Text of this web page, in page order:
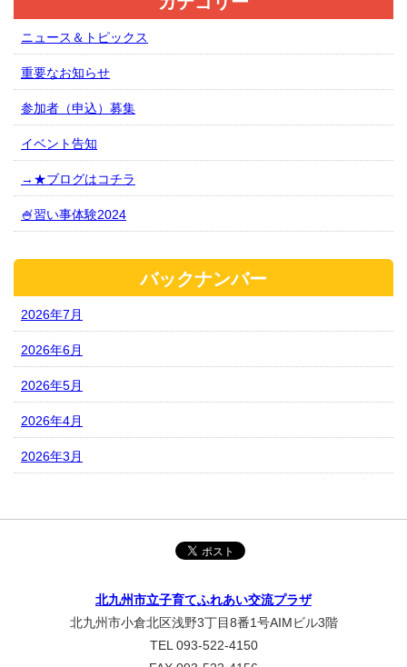
ニュース＆トピックス
重要なお知らせ
参加者（申込）募集
イベント告知
→★ブログはコチラ
🍧習い事体験2024
バックナンバー
2026年7月
2026年6月
2026年5月
2026年4月
2026年3月
北九州市立子育てふれあい交流プラザ
北九州市小倉北区浅野3丁目8番1号AIMビル3階
TEL 093-522-4150